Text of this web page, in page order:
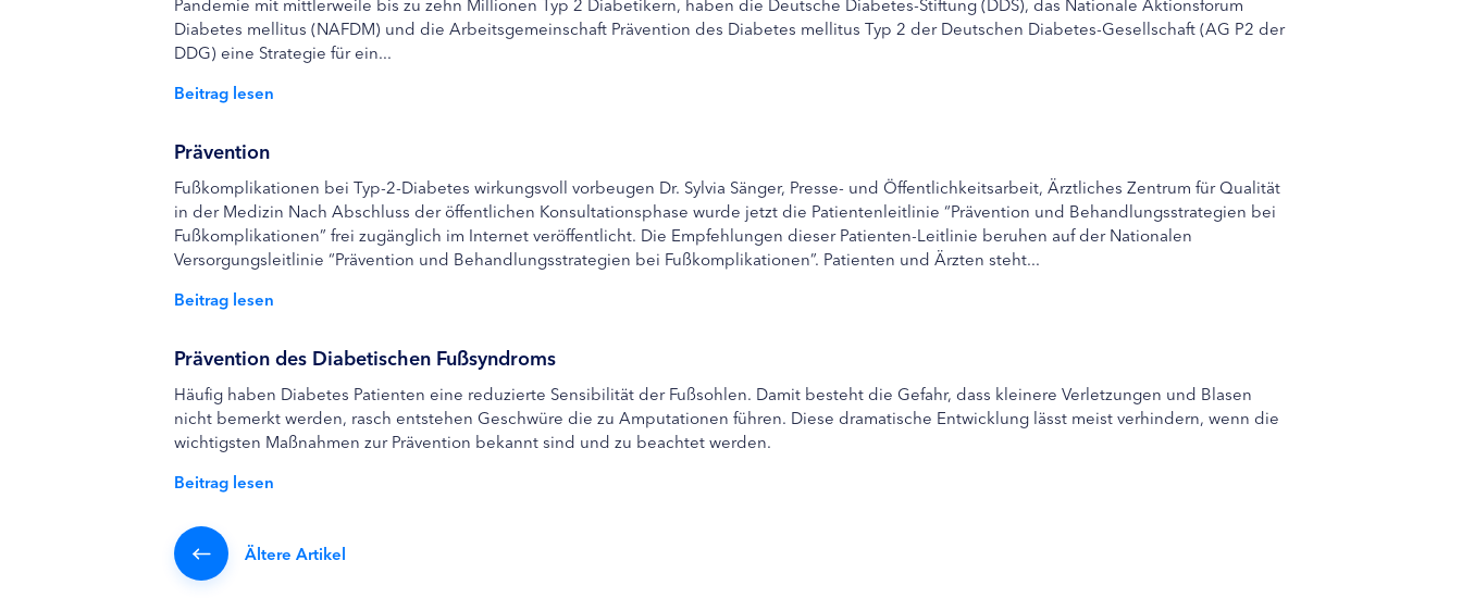
Diabetes mellitus (NAFDM) und die Arbeitsgemeinschaft Prävention des Diabetes mellitus Typ 2 der Deutschen Diabetes-Gesellschaft (AG P2 der
DDG) eine Strategie für ein...
Beitrag lesen
Prävention
Fußkomplikationen bei Typ-2-Diabetes wirkungsvoll vorbeugen Dr. Sylvia Sänger, Presse- und Öffentlichkeitsarbeit, Ärztliches Zentrum für Qualität
in der Medizin Nach Abschluss der öffentlichen Konsultationsphase wurde jetzt die Patientenleitlinie “Prävention und Behandlungsstrategien bei
Fußkomplikationen” frei zugänglich im Internet veröffentlicht. Die Empfehlungen dieser Patienten-Leitlinie beruhen auf der Nationalen
Versorgungsleitlinie “Prävention und Behandlungsstrategien bei Fußkomplikationen”. Patienten und Ärzten steht...
Beitrag lesen
Prävention des Diabetischen Fußsyndroms
Häufig haben Diabetes Patienten eine reduzierte Sensibilität der Fußsohlen. Damit besteht die Gefahr, dass kleinere Verletzungen und Blasen
nicht bemerkt werden, rasch entstehen Geschwüre die zu Amputationen führen. Diese dramatische Entwicklung lässt meist verhindern, wenn die
wichtigsten Maßnahmen zur Prävention bekannt sind und zu beachtet werden.
Beitrag lesen
Ältere Artikel